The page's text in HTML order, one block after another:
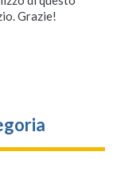
Grazie!